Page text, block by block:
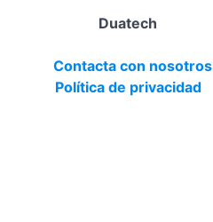
Duatech
Contacta con nosotros
Política de privacidad